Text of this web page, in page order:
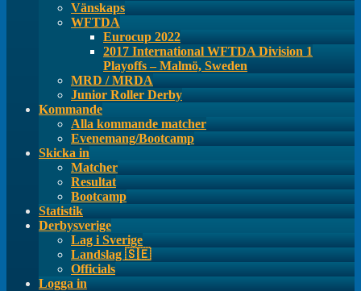
Vänskaps
WFTDA
Eurocup 2022
2017 International WFTDA Division 1
Playoffs – Malmö, Sweden
MRD / MRDA
Junior Roller Derby
Kommande
Alla kommande matcher
Evenemang/Bootcamp
Skicka in
Matcher
Resultat
Bootcamp
Statistik
Derbysverige
Lag i Sverige
Landslag 🇸🇪
Officials
Logga in